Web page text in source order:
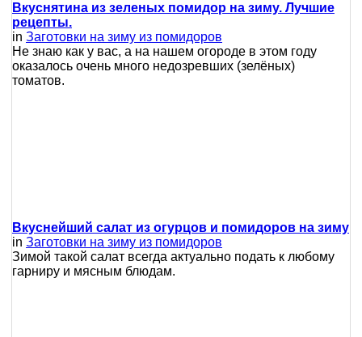
Вкуснятина из зеленых помидор на зиму. Лучшие
рецепты.
in Заготовки на зиму из помидоров
Не знаю как у вас, а на нашем огороде в этом году
оказалось очень много недозревших (зелёных)
томатов.
Вкуснейший салат из огурцов и помидоров на зиму
in Заготовки на зиму из помидоров
Зимой такой салат всегда актуально подать к любому
гарниру и мясным блюдам.